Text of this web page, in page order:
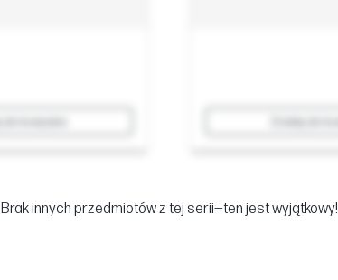
Brak innych przedmiotów z tej serii—ten jest wyjątkowy!